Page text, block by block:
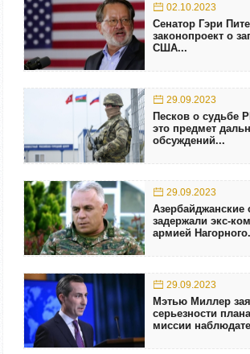
02.10.2023
Сенатор Гэри
законопроект о
США...
29.09.2023
Песков о судьбе
это предмет
обсуждений...
29.09.2023
Азербайджанские
задержали экс-
армией
29.09.2023
Мэтью Миллер
серьезности
миссии